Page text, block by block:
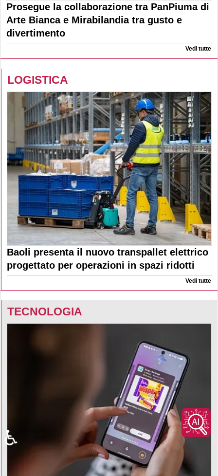
Prosegue la collaborazione tra PanPiuma di
Arte Bianca e Mirabilandia tra gusto e
divertimento
Vedi tutte
LOGISTICA
Baoli presenta il nuovo transpallet elettrico
progettato per operazioni in spazi ridotti
Vedi tutte
TECNOLOGIA